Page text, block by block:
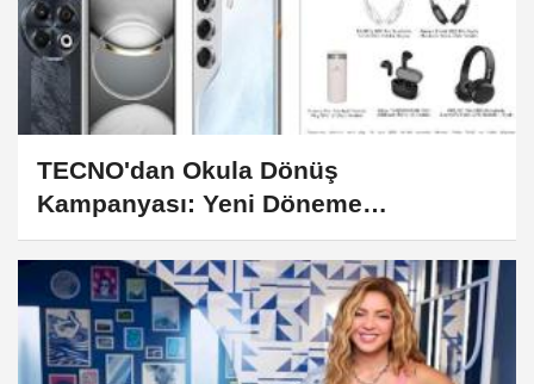
TECNO'dan Okula Dönüş
Kampanyası: Yeni Döneme
Teknolojiyle Başla!